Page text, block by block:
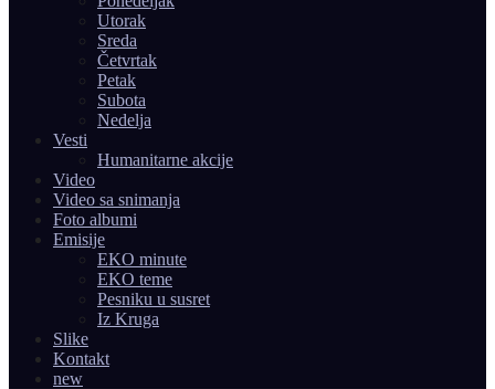
Utorak
Sreda
Četvrtak
Petak
Subota
Nedelja
Vesti
Humanitarne akcije
Video
Video sa snimanja
Foto albumi
Emisije
EKO minute
EKO teme
Pesniku u susret
Iz Kruga
Slike
Kontakt
new